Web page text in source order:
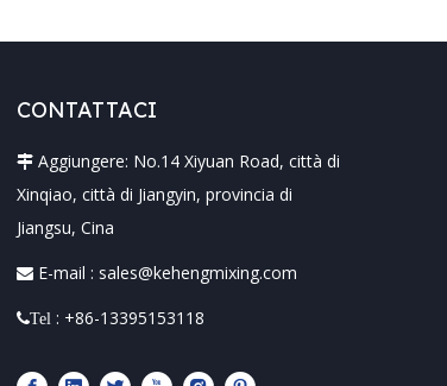
CONTATTACI
 Aggiungere: No.14 Xiyuan Road, città di
Xinqiao, città di Jiangyin, provincia di
Jiangsu, Cina
 E-mail : sales@kehengmixing.com
Tel : +86-13395153118